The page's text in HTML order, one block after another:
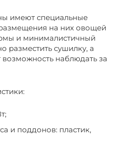
имеют специальные
на них овощей
и минималистичный
разместить сушилку, а
возможность наблюдать за
и поддонов: пластик,